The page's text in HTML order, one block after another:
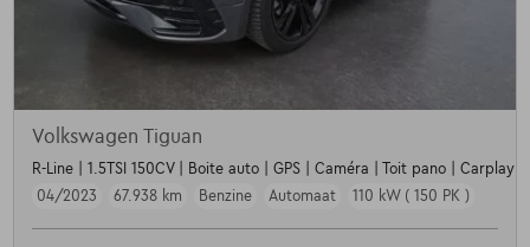
Volkswagen Tiguan
R-Line | 1.5TSI 150CV | Boite auto | GPS | Caméra | Toit pano | Carplay
04/2023
67.938 km Benzine Automaat 110 kW ( 150 PK )